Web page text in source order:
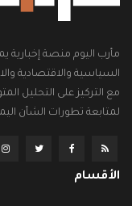
مأرب اليوم منصة إخبارية
السياسية والاقتصادية
مع التركيز على التحليل
لمتابعة تطورات الشأن
الأقسام